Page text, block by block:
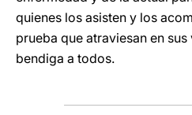
quienes los asisten y los
prueba que atraviesan en
bendiga a todos.